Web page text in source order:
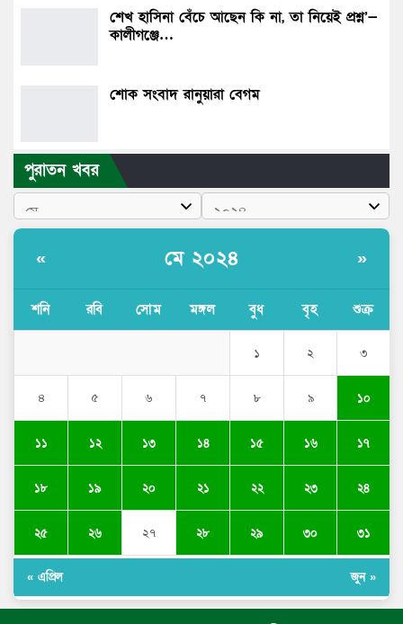
শেখ হাসিনা বেঁচে আছেন কি না, তা নিয়েই প্রশ্ন’—
কালীগঞ্জে…
শোক সংবাদ রানুয়ারা বেগম
পুরাতন খবর
« মে ২০২৪ »
শনি রবি সোম মঙ্গল বুধ বৃহ শুক্র
১ ২ ৩
৪ ৫ ৬ ৭ ৮ ৯ ১০
১১ ১২ ১৩ ১৪ ১৫ ১৬ ১৭
১৮ ১৯ ২০ ২১ ২২ ২৩ ২৪
২৫ ২৬ ২৭ ২৮ ২৯ ৩০ ৩১
« এপ্রিল জুন »